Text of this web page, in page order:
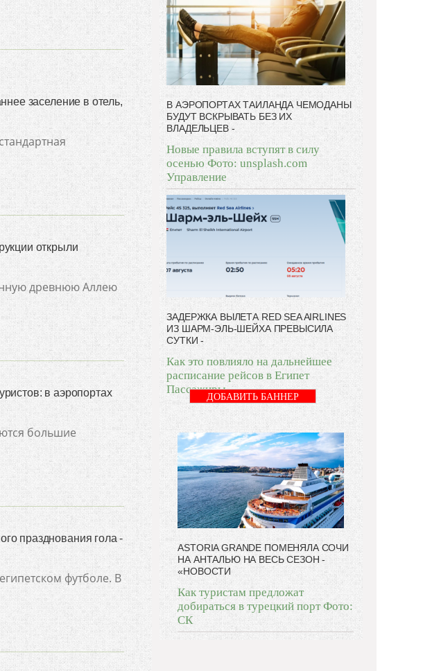
заселение в отель,
открыли
древнюю Аллею
в аэропортах
большие
празднования гола -
футболе. В
В АЭРОПОРТАХ ТАИЛАНДА ЧЕМОДАНЫ
БУДУТ ВСКРЫВАТЬ БЕЗ ИХ
ВЛАДЕЛЬЦЕВ -
Новые правила вступят в силу
осенью Фото: unsplash.com
Управление
ЗАДЕРЖКА ВЫЛЕТА RED SEA AIRLINES
ИЗ ШАРМ-ЭЛЬ-ШЕЙХА ПРЕВЫСИЛА
СУТКИ -
Как это повлияло на дальнейшее
расписание рейсов в Египет
Пассажиры
ДОБАВИТЬ БАННЕР
ASTORIA GRANDE ПОМЕНЯЛА СОЧИ
НА АНТАЛЬЮ НА ВЕСЬ СЕЗОН -
«НОВОСТИ
Как туристам предложат
добираться в турецкий порт Фото:
СК